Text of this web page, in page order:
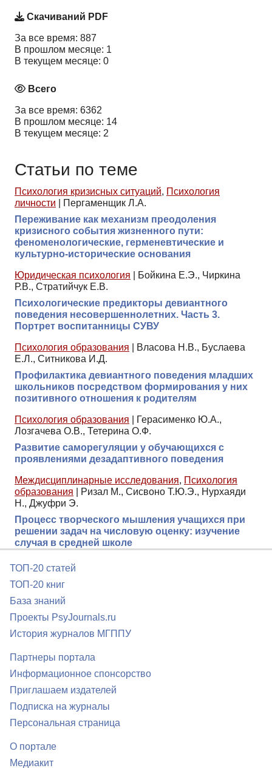
Скачиваний PDF
За все время: 887
В прошлом месяце: 1
В текущем месяце: 0
Всего
За все время: 6362
В прошлом месяце: 14
В текущем месяце: 2
Статьи по теме
Психология кризисных ситуаций, Психология
личности
Пергаменщик Л.А.
Переживание как механизм преодоления
кризисного события жизненного пути:
феноменологические, герменевтические и
культурно-исторические основания
Юридическая психология
Бойкина Е.Э., Чиркина
Р.В., Стратийчук Е.В.
Психологические предикторы девиантного
поведения несовершеннолетних. Часть 3.
Портрет воспитанницы СУВУ
Психология образования
Власова Н.В., Буслаева
Е.Л., Ситникова И.Д.
Профилактика девиантного поведения младших
школьников посредством формирования у них
позитивного отношения к родителям
Психология образования
Герасименко Ю.А.,
Лозгачева О.В., Тетерина О.Ф.
Развитие саморегуляции у обучающихся с
проявлениями дезадаптивного поведения
Междисциплинарные исследования, Психология
образования
Ризал М., Сисвоно Т.Ю.Э., Нурхаяди
Н., Джуфри Э.
Процесс творческого мышления учащихся при
решении задач на числовую оценку: изучение
случая в средней школе
ТОП-20 статей
ТОП-20 книг
База знаний
Проекты PsyJournals.ru
История журналов МГППУ
Партнеры портала
Информационное спонсорство
Приглашаем издателей
Подписка на журналы
Персональная страница
О портале
Медиакит